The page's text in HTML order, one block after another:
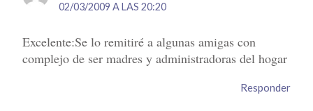
02/03/2009 A LAS 20:20
Excelente:Se lo remitiré a algunas amigas con
complejo de ser madres y administradoras del hogar
Responder